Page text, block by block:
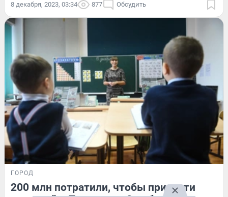
8 декабря, 2023, 03:34 877 Обсудить
ГОРОД
200 млн потратили, чтобы привезти